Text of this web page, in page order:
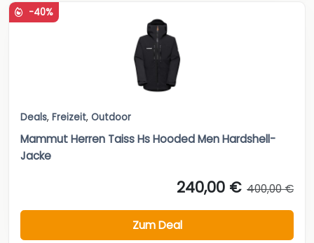
-40%
Deals, Freizeit, Outdoor
Mammut Herren Taiss Hs Hooded Men Hardshell-
Jacke
240,00 € 400,00 €
Zum Deal